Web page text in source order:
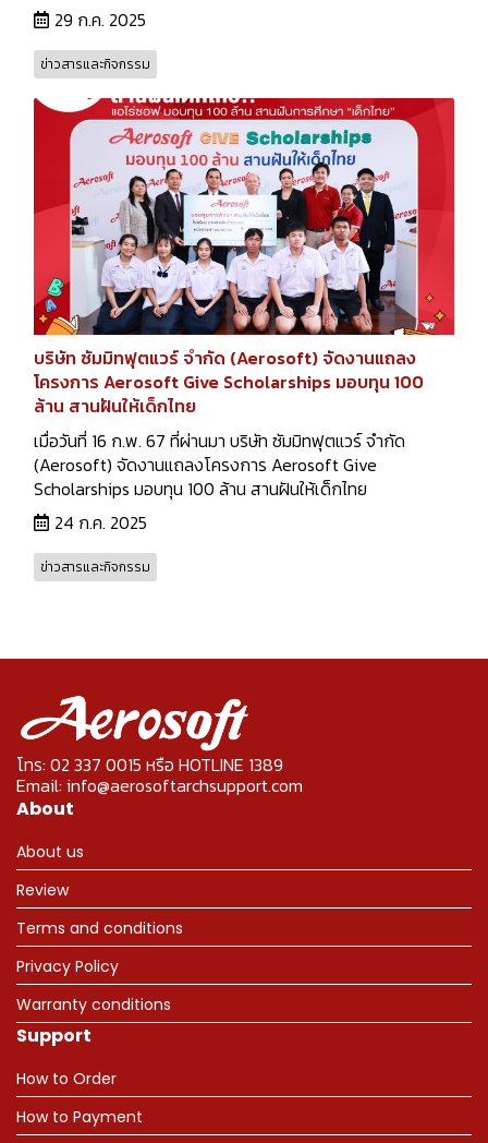
29 ก.ค. 2025
ข่าวสารและกิจกรรม
บริษัท ซัมมิทฟุตแวร์ จำกัด (Aerosoft) จัดงานแถลง
โครงการ Aerosoft Give Scholarships มอบทุน 100
ล้าน สานฝันให้เด็กไทย
เมื่อวันที่ 16 ก.พ. 67 ที่ผ่านมา บริษัท ซัมมิทฟุตแวร์ จำกัด
(Aerosoft) จัดงานแถลงโครงการ Aerosoft Give
Scholarships มอบทุน 100 ล้าน สานฝันให้เด็กไทย
24 ก.ค. 2025
ข่าวสารและกิจกรรม
โทร: 02 337 0015 หรือ HOTLINE 1389
Email: info@aerosoftarchsupport.com
About
About us
Review
Terms and conditions
Privacy Policy
Warranty conditions
Support
How to Order
How to Payment